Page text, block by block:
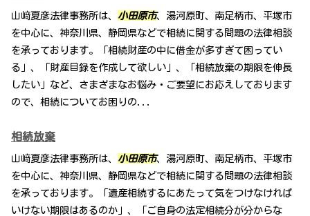
山﨑夏彦法律事務所は、 小田原市、湯河原町、南足柄市、平塚市
を中心に、神奈川県、静岡県などで相続に関する問題の法律相談
を承っております。「相続財産の中に借金が多すぎて困ってい
る」、「財産目録を作成して欲しい」、「相続放棄の期限を伸長
したい」など、さまざまなお悩み・ご要望にお応えしております
ので、相続についてお困りの...
相続放棄
山﨑夏彦法律事務所は、 小田原市、湯河原町、南足柄市、平塚市
を中心に、神奈川県、静岡県などで相続に関する問題の法律相談
を承っております。「遺産相続するにあたって気をつけなければ
いけない期限はあるのか」、「ご自身の法定相続分が分からな